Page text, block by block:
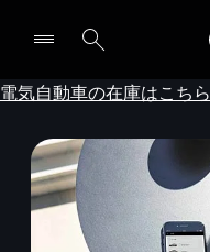
電気自動車の在庫はこちら